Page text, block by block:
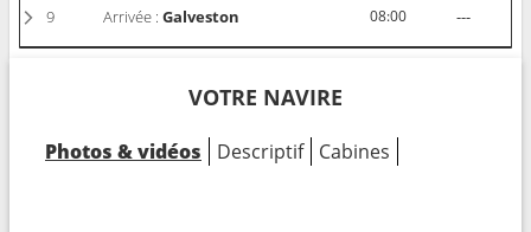
9 Arrivée :Galveston 08:00 ---
VOTRE NAVIRE
Photos & vidéos Descriptif Cabines